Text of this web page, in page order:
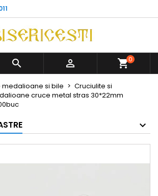
  0
medalioane si bile
Cruciulite si
cruce metal stras 30*22mm